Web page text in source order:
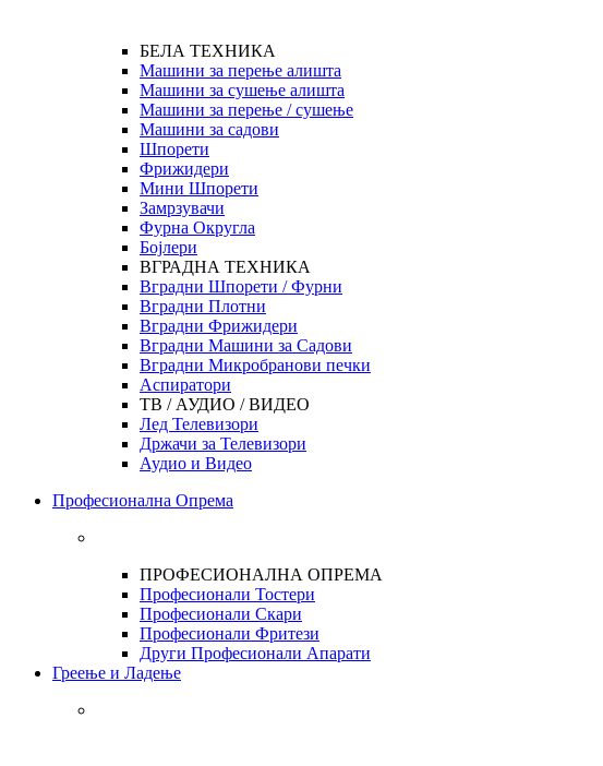
БЕЛА ТЕХНИКА
Машини за перење алишта
Машини за сушење алишта
Машини за перење / сушење
Машини за садови
Шпорети
Фрижидери
Мини Шпорети
Замрзувачи
Фурна Округла
Бојлери
ВГРАДНА ТЕХНИКА
Вградни Шпорети / Фурни
Вградни Плотни
Вградни Фрижидери
Вградни Машини за Садови
Вградни Микробранови печки
Аспиратори
ТВ / АУДИО / ВИДЕО
Лед Телевизори
Држачи за Телевизори
Аудио и Видео
Професионална Опрема
ПРОФЕСИОНАЛНА ОПРЕМА
Професионали Тостери
Професионали Скари
Професионали Фритези
Други Професионали Апарати
Греење и Ладење